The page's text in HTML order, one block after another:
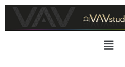
Перейти
содержимому
Меню